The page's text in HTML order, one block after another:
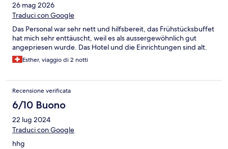
26 mag 2026
Traduci con Google
Das Personal war sehr nett und hilfsbereit, das Frühstücksbuffet
hat mich sehr enttäuscht, weil es als aussergewöhnlich gut
angepriesen wurde. Das Hotel und die Einrichtungen sind alt.
Esther, viaggio di 2 notti
Recensione verificata
6/10 Buono
22 lug 2024
Traduci con Google
hhg